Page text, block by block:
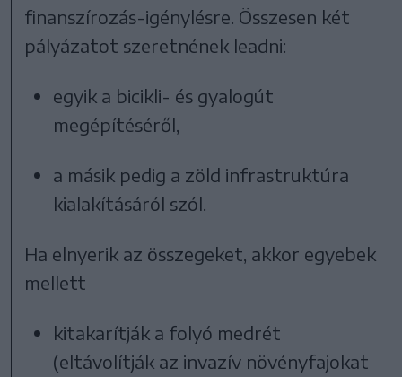
finanszírozás-igénylésre. Összesen két
pályázatot szeretnének leadni:
egyik a bicikli- és gyalogút
megépítéséről,
a másik pedig a zöld infrastruktúra
kialakításáról szól.
Ha elnyerik az összegeket, akkor egyebek
mellett
kitakarítják a folyó medrét
(eltávolítják az invazív növényfajokat